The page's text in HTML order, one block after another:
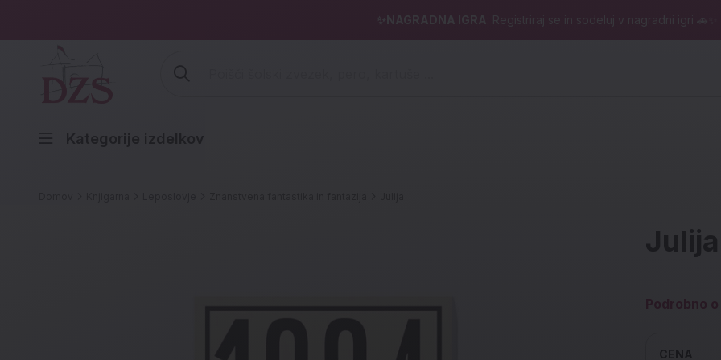
✨NAGRADNA IGRA : Registriraj se in sodeluj v nagradni igri 🚗✨
Kategorije izdelkov
Julija
Podrobno
CENA